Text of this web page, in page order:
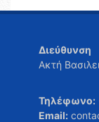
Διεύθυνση
Ακτή
Τηλέφωνο:
Email: